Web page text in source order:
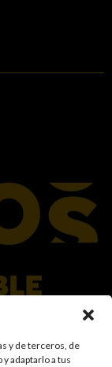
y de terceros, de
adaptarlo a tus
hacia el juego,
clientes y